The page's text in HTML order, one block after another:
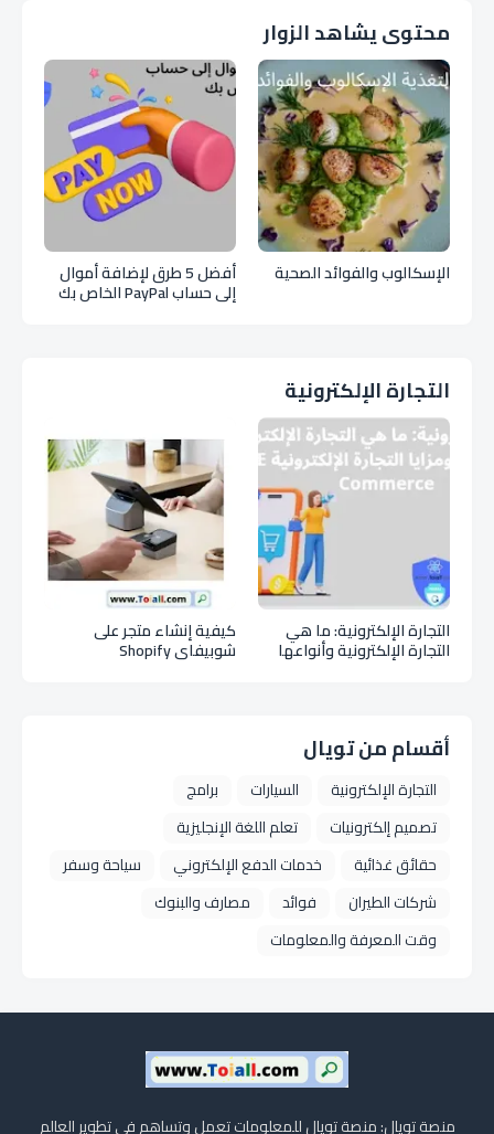
محتوى يشاهد الزوار
الإسكالوب والفوائد الصحية أفضل 5 طرق لإضافة أموال
إلى حساب PayPal الخاص بك
التجارة الإلكترونية
التجارة الإلكترونية: ما هي
التجارة الإلكترونية وأنواعها
ومزايا التجارة الإلكترونية E
كيفية إنشاء متجر على
شوبيفاي Shopify
أقسام من تويال
التجارة الإلكترونية السيارات
برامج
تصميم إلكترونيات
تعلم اللغة الإنجليزية
حقائق غذائية
خدمات الدفع الإلكتروني
سياحة وسفر
شركات الطيران
فوائد
مصارف والبنوك
وقت المعرفة والمعلومات
منصة تويال: منصة تويال للمعلومات تعمل وتساهم في تطوير العالم